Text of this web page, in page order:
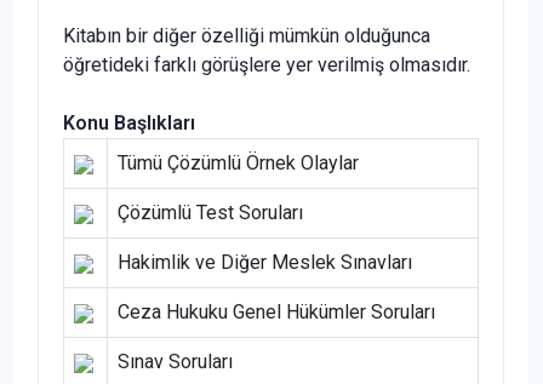
Kitabın bir diğer özelliği mümkün olduğunca
öğretideki farklı görüşlere yer verilmiş olmasıdır.
Konu Başlıkları
Tümü Çözümlü Örnek Olaylar
Çözümlü Test Soruları
Hakimlik ve Diğer Meslek Sınavları
Ceza Hukuku Genel Hükümler Soruları
Sınav Soruları